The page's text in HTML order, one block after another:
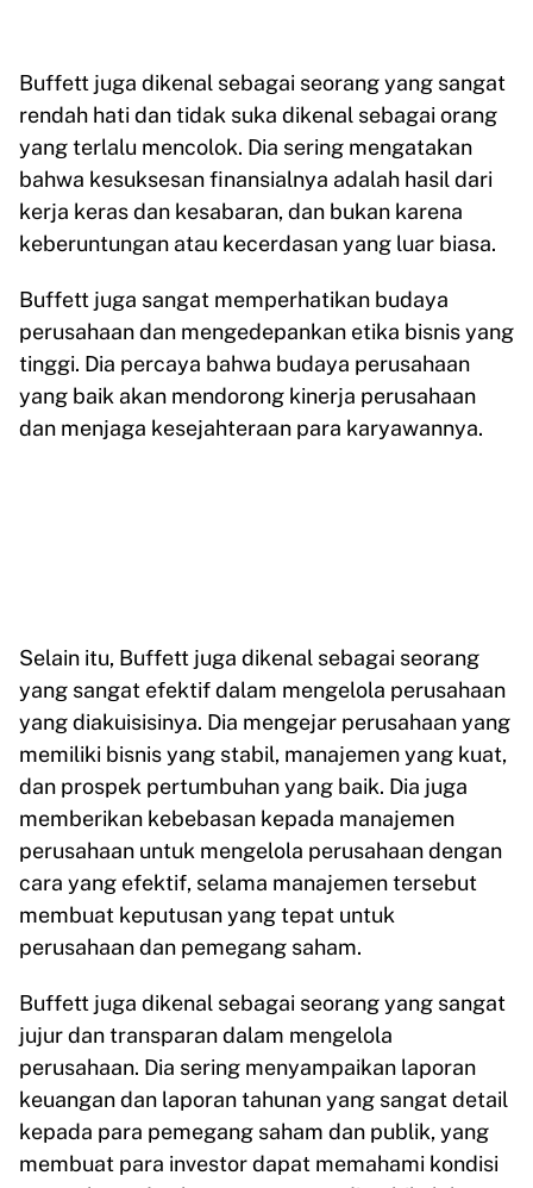
Buffett juga dikenal sebagai seorang yang sangat
rendah hati dan tidak suka dikenal sebagai orang
yang terlalu mencolok. Dia sering mengatakan
bahwa kesuksesan finansialnya adalah hasil dari
kerja keras dan kesabaran, dan bukan karena
keberuntungan atau kecerdasan yang luar biasa.
Buffett juga sangat memperhatikan budaya
perusahaan dan mengedepankan etika bisnis yang
tinggi. Dia percaya bahwa budaya perusahaan
yang baik akan mendorong kinerja perusahaan
dan menjaga kesejahteraan para karyawannya.
Selain itu, Buffett juga dikenal sebagai seorang
yang sangat efektif dalam mengelola perusahaan
yang diakuisisinya. Dia mengejar perusahaan yang
memiliki bisnis yang stabil, manajemen yang kuat,
dan prospek pertumbuhan yang baik. Dia juga
memberikan kebebasan kepada manajemen
perusahaan untuk mengelola perusahaan dengan
cara yang efektif, selama manajemen tersebut
membuat keputusan yang tepat untuk
perusahaan dan pemegang saham.
Buffett juga dikenal sebagai seorang yang sangat
jujur dan transparan dalam mengelola
perusahaan. Dia sering menyampaikan laporan
keuangan dan laporan tahunan yang sangat detail
kepada para pemegang saham dan publik, yang
membuat para investor dapat memahami kondisi